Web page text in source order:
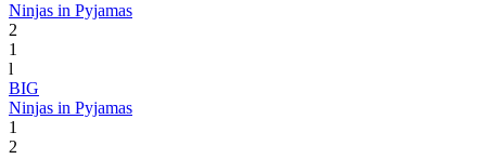
Ninjas in Pyjamas
2
1
l
BIG
Ninjas in Pyjamas
1
2